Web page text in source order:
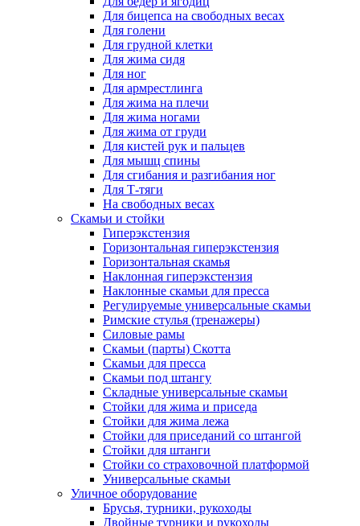
Для бицепса на свободных весах
Для голени
Для грудной клетки
Для жима сидя
Для ног
Для армрестлинга
Для жима на плечи
Для жима ногами
Для жима от груди
Для кистей рук и пальцев
Для мышц спины
Для сгибания и разгибания ног
Для Т-тяги
На свободных весах
Скамьи и стойки
Гиперэкстензия
Горизонтальная гиперэкстензия
Горизонтальная скамья
Наклонная гиперэкстензия
Наклонные скамьи для пресса
Регулируемые универсальные скамьи
Римские стулья (тренажеры)
Силовые рамы
Скамьи (парты) Скотта
Скамьи для пресса
Скамьи под штангу
Складные универсальные скамьи
Стойки для жима и приседа
Стойки для жима лежа
Стойки для приседаний со штангой
Стойки для штанги
Стойки со страховочной платформой
Универсальные скамьи
Уличное оборудование
Брусья, турники, рукоходы
Двойные турники и рукоходы